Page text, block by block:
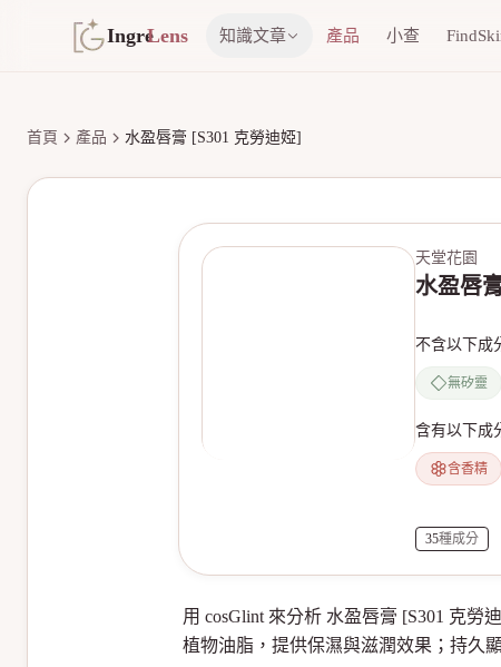
IngreLens 知識文章 產品 小查
首頁 產品 水盈唇膏 [S301 克勞迪婭]
天堂花園
水盈唇
不含以下成
無矽靈
含有以下成
含香精
35種成分
用 cosGlint 來分析 水盈唇膏 [S301 克
植物油脂，提供保濕與滋潤效果；持久